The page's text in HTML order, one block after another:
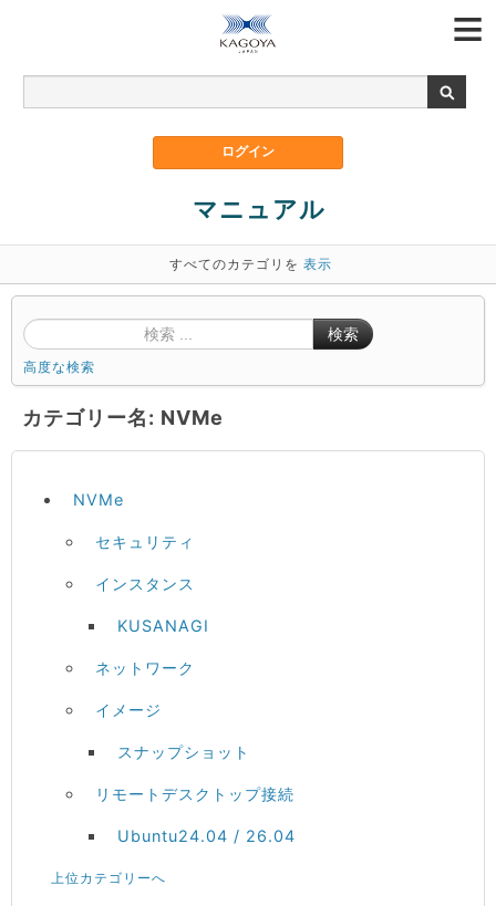
マニュアル
すべてのカテゴリを 表示
検索
高度な検索
カテゴリー名: NVMe
NVMe
セキュリティ
インスタンス
KUSANAGI
ネットワーク
イメージ
スナップショット
リモートデスクトップ接続
Ubuntu24.04 / 26.04
上位カテゴリーへ